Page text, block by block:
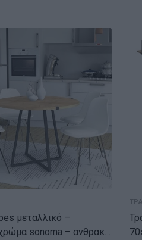
–
sonoma – ανθρακί